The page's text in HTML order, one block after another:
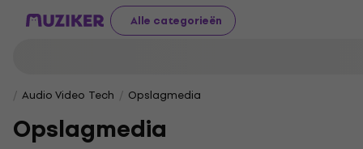
Alle categorieën
Audio Video Tech Opslagmedia
Opslagmedia